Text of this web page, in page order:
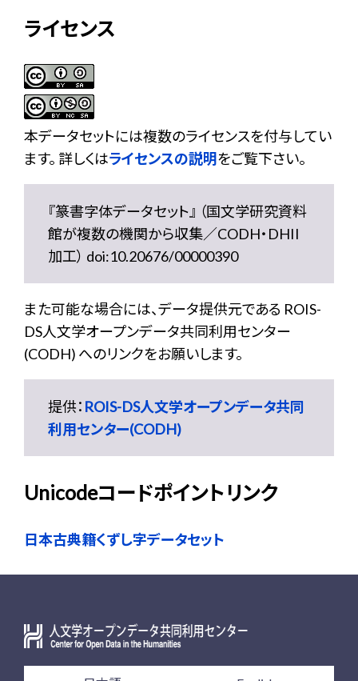
ライセンス
本データセットには複数のライセンスを付与してい
ます。 詳しくはライセンスの説明をご覧下さい。
『篆書字体データセット』 （国文学研究資料
館が複数の機関から収集／CODH・DHII
加工） doi:10.20676/00000390
また可能な場合には、データ提供元である ROIS-
DS人文学オープンデータ共同利用センター
(CODH) へのリンクをお願いします。
提供： ROIS-DS人文学オープンデータ共同
利用センター(CODH)
Unicodeコードポイントリンク
日本古典籍くずし字データセット